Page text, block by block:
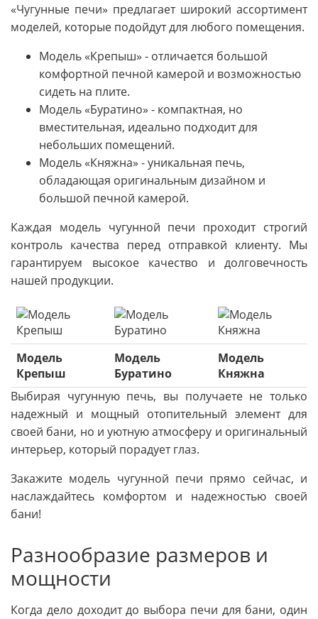
«Чугунные печи» предлагает широкий ассортимент
моделей, которые подойдут для любого помещения.
Модель «Крепыш» - отличается большой
комфортной печной камерой и возможностью
сидеть на плите.
Модель «Буратино» - компактная, но
вместительная, идеально подходит для
небольших помещений.
Модель «Княжна» - уникальная печь,
обладающая оригинальным дизайном и
большой печной камерой.
Каждая модель чугунной печи проходит строгий
контроль качества перед отправкой клиенту. Мы
гарантируем высокое качество и долговечность
нашей продукции.
Модель
Крепыш
Модель
Буратино
Модель
Княжна
Выбирая чугунную печь, вы получаете не только
надежный и мощный отопительный элемент для
своей бани, но и уютную атмосферу и оригинальный
интерьер, который порадует глаз.
Закажите модель чугунной печи прямо сейчас, и
наслаждайтесь комфортом и надежностью своей
бани!
Разнообразие размеров и
мощности
Когда дело доходит до выбора печи для бани, один